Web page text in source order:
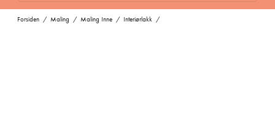
Forsiden / Maling / Maling Inne / Interiørlakk /